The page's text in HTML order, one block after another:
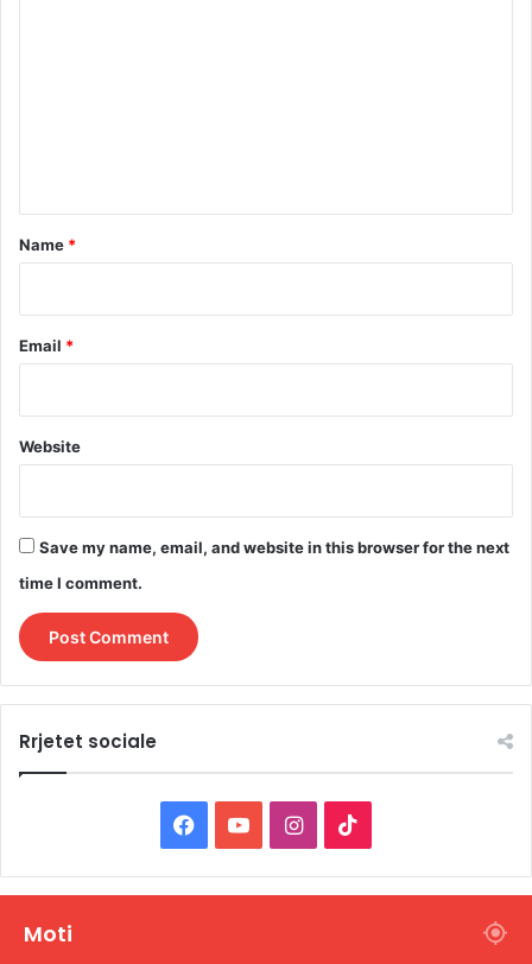
*
Name *
Email *
Website
Save my name, email, and website in this browser for the next
time I comment.
Rrjetet sociale
a
o
I
n
i
Moti